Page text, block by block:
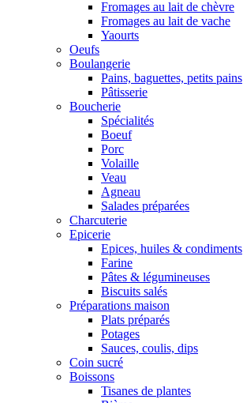
Fromages au lait de chèvre
Fromages au lait de vache
Yaourts
Oeufs
Boulangerie
Pains, baguettes, petits pains
Pâtisserie
Boucherie
Spécialités
Boeuf
Porc
Volaille
Veau
Agneau
Salades préparées
Charcuterie
Epicerie
Epices, huiles & condiments
Farine
Pâtes & légumineuses
Biscuits salés
Préparations maison
Plats préparés
Potages
Sauces, coulis, dips
Coin sucré
Boissons
Tisanes de plantes